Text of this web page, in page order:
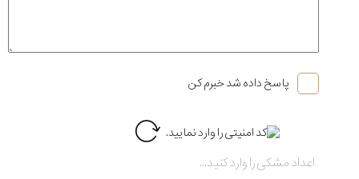
پاسخ داده شد خبرم کن